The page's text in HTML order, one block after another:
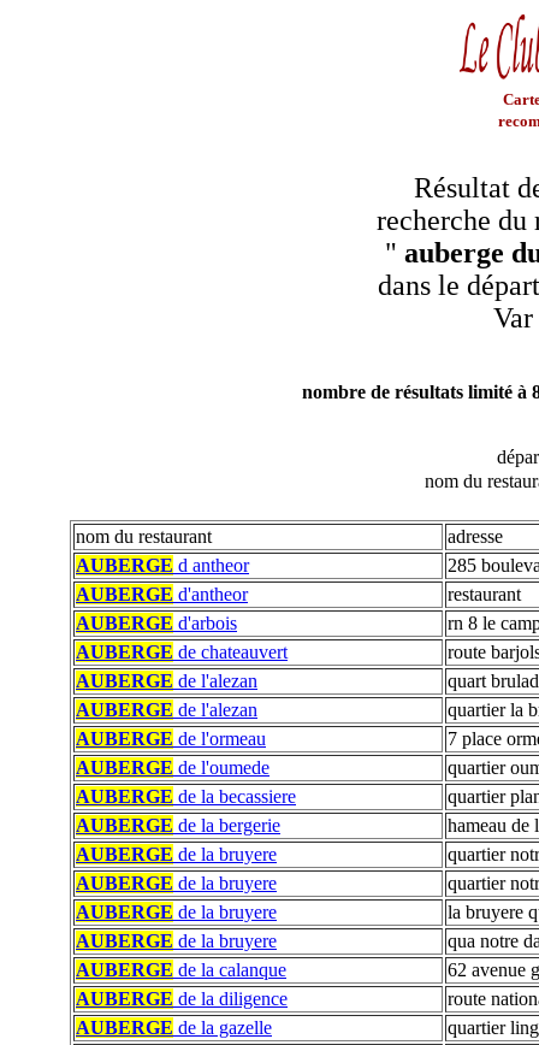
Résultat
recherche du
" auberge
dans le
Var
nombre de résultats limité à
nom du
nom du restaurant
adresse
AUBERGE d antheor
285
AUBERGE d'antheor
restaurant
AUBERGE d'arbois
rn 8 le
AUBERGE de chateauvert
route
AUBERGE de l'alezan
quart
AUBERGE de l'alezan
quartier la
AUBERGE de l'ormeau
7 place
AUBERGE de l'oumede
quartier
AUBERGE de la becassiere
quartier
AUBERGE de la bergerie
hameau de
AUBERGE de la bruyere
quartier
AUBERGE de la bruyere
quartier
AUBERGE de la bruyere
la bruyere
AUBERGE de la bruyere
qua notre
AUBERGE de la calanque
62 avenue
AUBERGE de la diligence
route
AUBERGE de la gazelle
quartier